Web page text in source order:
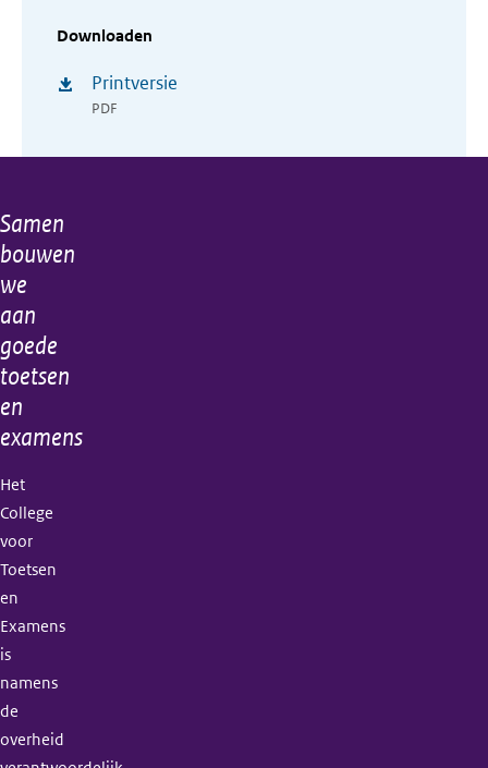
Downloaden
Printversie
PDF
Algemene
informatie
Samen
bouwen
we
aan
goede
toetsen
en
examens
Het
College
voor
Toetsen
en
Examens
is
namens
de
overheid